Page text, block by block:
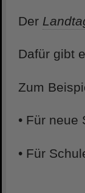
Der
Dafür gibt
Zum
• Für neue
• Für